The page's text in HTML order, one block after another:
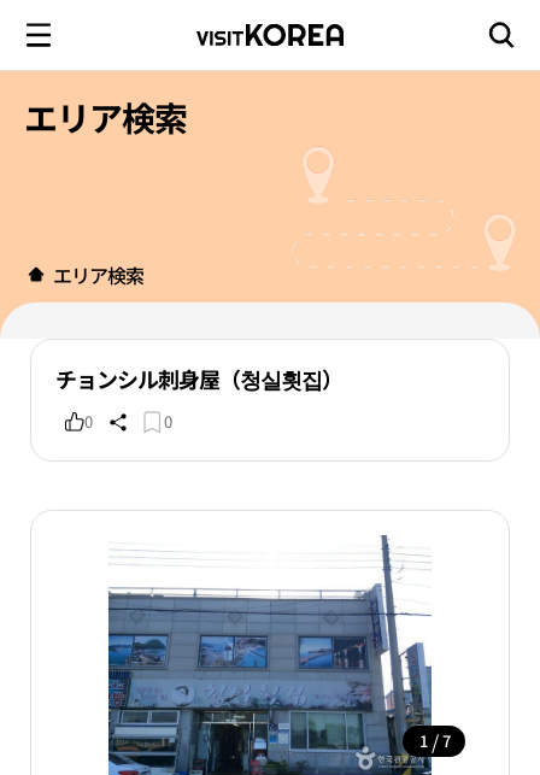
エリア検索
エリア検索
チョンシル刺身屋（청실횟집）
0 0
1 / 7